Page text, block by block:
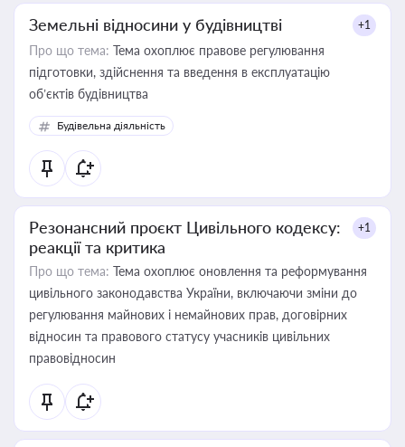
Земельні відносини у будівництві +1
Про що тема: Тема охоплює правове регулювання
підготовки, здійснення та введення в експлуатацію
об’єктів будівництва
Будівельна діяльність
Резонансний проєкт Цивільного кодексу:
реакції та критика
+1
Про що тема: Тема охоплює оновлення та реформування
цивільного законодавства України, включаючи зміни до
регулювання майнових і немайнових прав, договірних
відносин та правового статусу учасників цивільних
правовідносин